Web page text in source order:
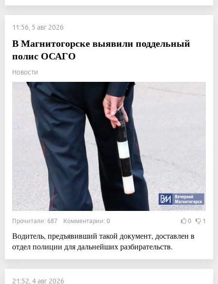
11:56, 5 авг 2026
В Магнитогорске выявили поддельный
полис ОСАГО
Новости
Прочитали: 687 Комментарии: 0 0 1
Водитель, предъявивший такой документ, доставлен в
отдел полиции для дальнейших разбирательств.
21:52, 4 авг 2026